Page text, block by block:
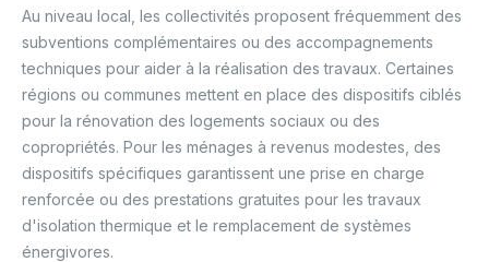
Au niveau local, les collectivités proposent fréquemment des
subventions complémentaires ou des accompagnements
techniques pour aider à la réalisation des travaux. Certaines
régions ou communes mettent en place des dispositifs ciblés
pour la rénovation des logements sociaux ou des
copropriétés. Pour les ménages à revenus modestes, des
dispositifs spécifiques garantissent une prise en charge
renforcée ou des prestations gratuites pour les travaux
d'isolation thermique et le remplacement de systèmes
énergivores.